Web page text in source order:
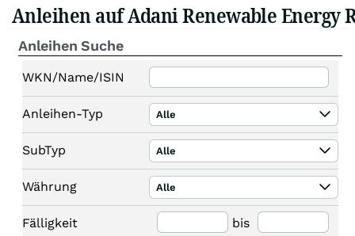
Anleihen auf Adani Renewable Energy
Anleihen Suche
WKN/Name/ISIN
Anleihen-Typ Alle
SubTyp Alle
Währung Alle
Fälligkeit
bis